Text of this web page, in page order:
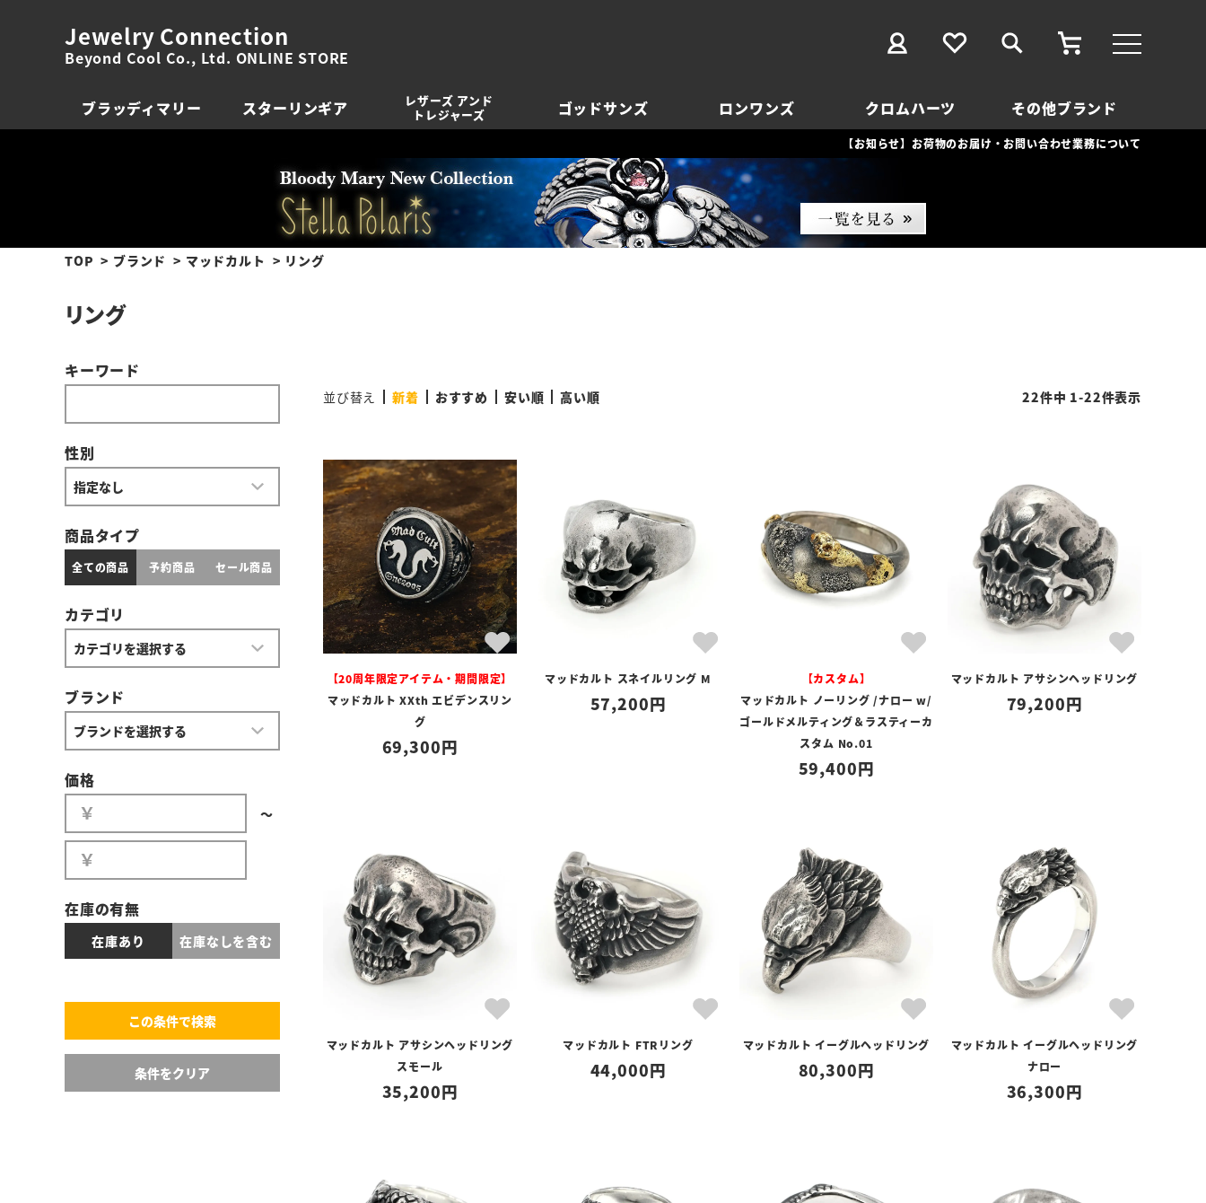
Jewelry Connection
Beyond Cool Co., Ltd. ONLINE STORE
ブラッディマリー スターリンギア
レザーズ アンド
トレジャーズ
ゴッドサンズ ロンワンズ クロムハーツ その他ブランド
【お知らせ】お荷物のお届け・お問い合わせ業務について
TOP ブランド マッドカルト リング
リング
キーワード
性別
商品タイプ
全ての商品 予約商品 セール商品
カテゴリ
ブランド
価格
〜
在庫の有無
在庫あり 在庫なしを含む
並び替え 新着 おすすめ 安い順 高い順 22件中 1-22件表示
【20周年限定アイテム・期間限定】
マッドカルト XXth エビデンスリン
グ
69,300
マッドカルト スネイルリング M
57,200
【カスタム】
マッドカルト ノーリング /ナロー w/
ゴールドメルティング＆ラスティーカ
スタム No.01
59,400
マッドカルト アサシンヘッドリング
79,200
マッドカルト アサシンヘッドリング
スモール
35,200
マッドカルト FTRリング
44,000
マッドカルト イーグルヘッドリング
80,300
マッドカルト イーグルヘッドリング
ナロー
36,300